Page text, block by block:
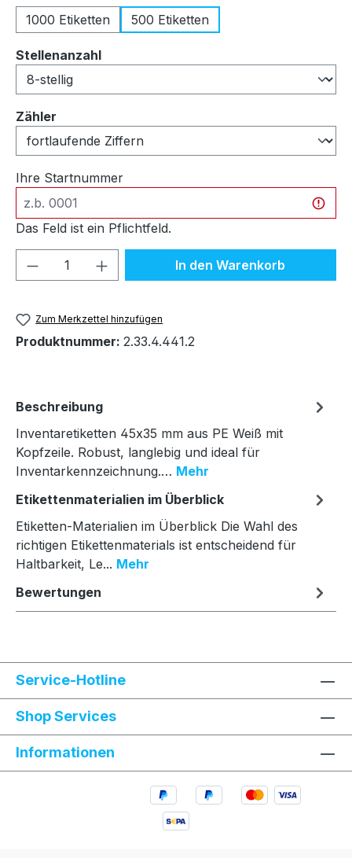
1000 Etiketten
500 Etiketten
Stellenanzahlauswählen
Zähler
Ihre Startnummer
Das Feld ist ein Pflichtfeld.
Produkt Anzahl: Gib denIn den Warenkorb
Zum Merkzettel hinzufügen
Produktnummer: 2.33.4.441.2
Beschreibung
Inventaretiketten 45x35 mm aus PE Weiß mit
Kopfzeile. Robust, langlebig und ideal für
Inventarkennzeichnung.… Mehr
Etikettenmaterialien im Überblick
Etiketten-Materialien im Überblick Die Wahl des
richtigen Etikettenmaterials ist entscheidend für
Haltbarkeit, Le... Mehr
Bewertungen
Service-Hotline
Shop Services
Informationen